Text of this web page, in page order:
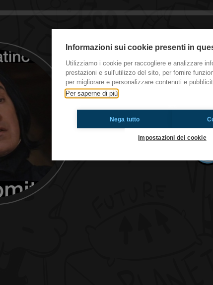
#141e5 Le sfighe del
A voi è mai successo di
Informazioni sui cookie presenti in
Utilizziamo i cookie per raccogliere e analizzare
prestazioni e sull'utilizzo del sito, per fornire
per migliorare e personalizzare contenuti e
Per saperne di più
Nega tutto
Impostazioni dei cookie